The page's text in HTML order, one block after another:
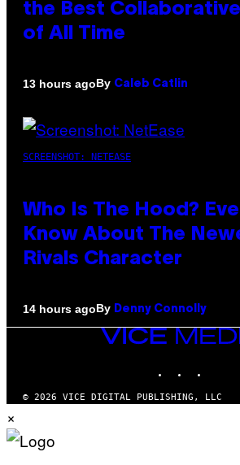
the Best
of All Time
13 hours agoBy Caleb Catlin
SCREENSHOT: NETEASE
Who Is The Hood?
Know About The
Rivals Character
14 hours agoBy Denny Connolly
VICE
© 2026 VICE DIGITAL PUBLISHING, LLC
×